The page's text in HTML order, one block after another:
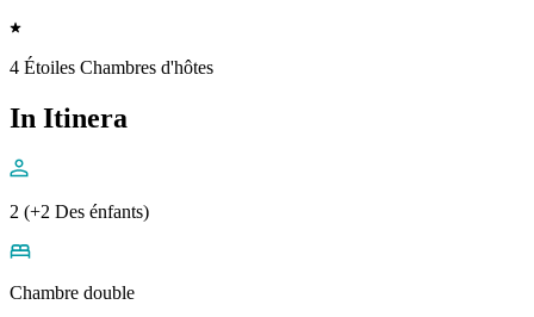
4 Étoiles Chambres d'hôtes
In Itinera
2 (+2 Des énfants)
Chambre double